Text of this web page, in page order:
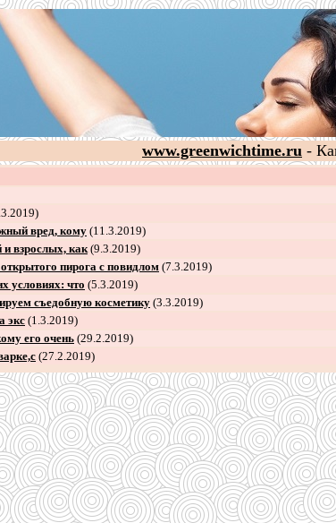
www.greenwichtime.ru -
вред, кому(11.3.2019)
и взрослых, как(9.3.2019)
пирога с повидлом (7.3.2019)
условиях: что (5.3.2019)
съедобную косметику(3.3.2019)
экс (1.3.2019)
его очень (29.2.2019)
(27.2.2019)